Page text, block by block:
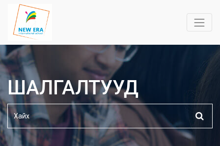
ШАЛГАЛТУУД